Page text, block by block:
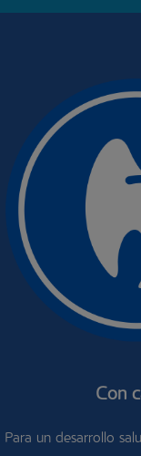
Con
Para un desarrollo